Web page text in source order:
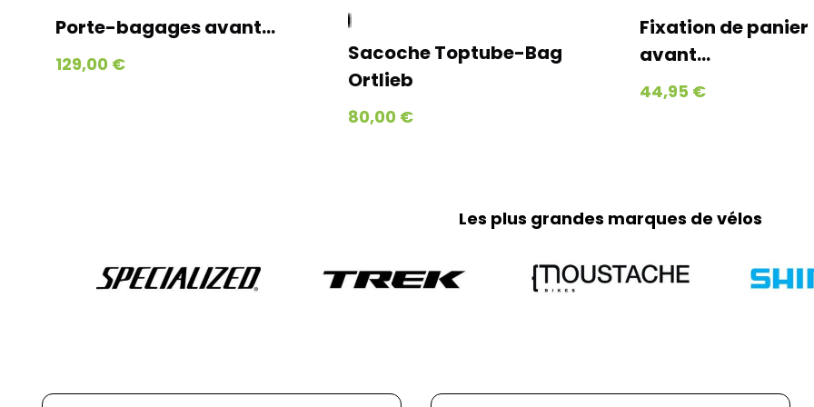
Tous vos petits
et expédiés via
jours ouvrés
et jours fériés)
Comme indiqué
frais de retour
part. Pour toute
Porte-bagages avant...
129,00 €
Sacoche Toptube-Bag
Ortlieb
80,00 €
Fixation de panier
avant...
44,95 €
Les plus grandes marques de vélos